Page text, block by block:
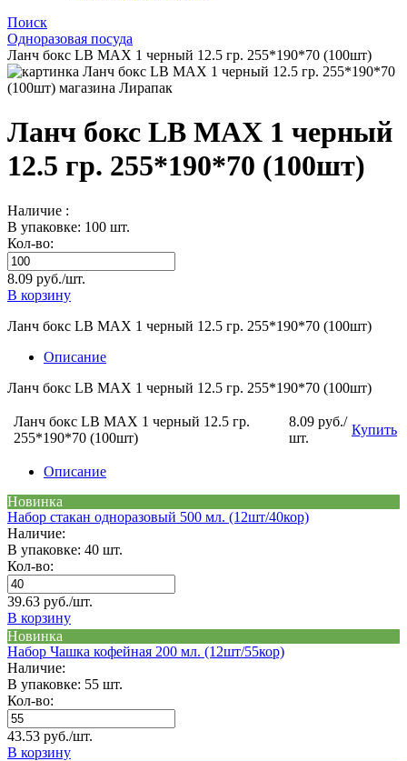
Поиск
Одноразовая посуда
Ланч бокс LB MAX 1 черный 12.5 гр. 255*190*70 (100шт)
Ланч бокс LB MAX 1 черный
12.5 гр. 255*190*70 (100шт)
Наличие :
В упаковке: 100 шт.
Кол-во:
8.09 руб./шт.
В корзину
Ланч бокс LB MAX 1 черный 12.5 гр. 255*190*70 (100шт)
Описание
Ланч бокс LB MAX 1 черный 12.5 гр. 255*190*70 (100шт)
Ланч бокс LB MAX 1 черный 12.5 гр.
255*190*70 (100шт)
8.09 руб./
шт.
Купить
Описание
Новинка
Набор стакан одноразовый 500 мл. (12шт/40кор)
Наличие:
В упаковке: 40 шт.
Кол-во:
39.63 руб./шт.
В корзину
Новинка
Набор Чашка кофейная 200 мл. (12шт/55кор)
Наличие:
В упаковке: 55 шт.
Кол-во:
43.53 руб./шт.
В корзину